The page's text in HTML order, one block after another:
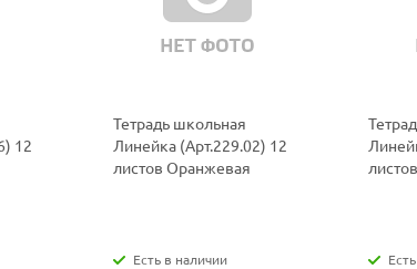
12
Тетрадь школьная
Линейка (Арт.229.02) 12
листов Оранжевая
Есть в наличии